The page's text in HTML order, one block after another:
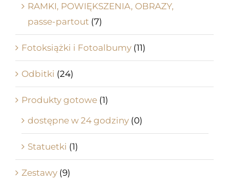
RAMKI, POWIĘKSZENIA, OBRAZY,
passe-partout (7)
Fotoksiążki i Fotoalbumy (11)
Odbitki (24)
Produkty gotowe (1)
dostępne w 24 godziny (0)
Statuetki (1)
Zestawy (9)